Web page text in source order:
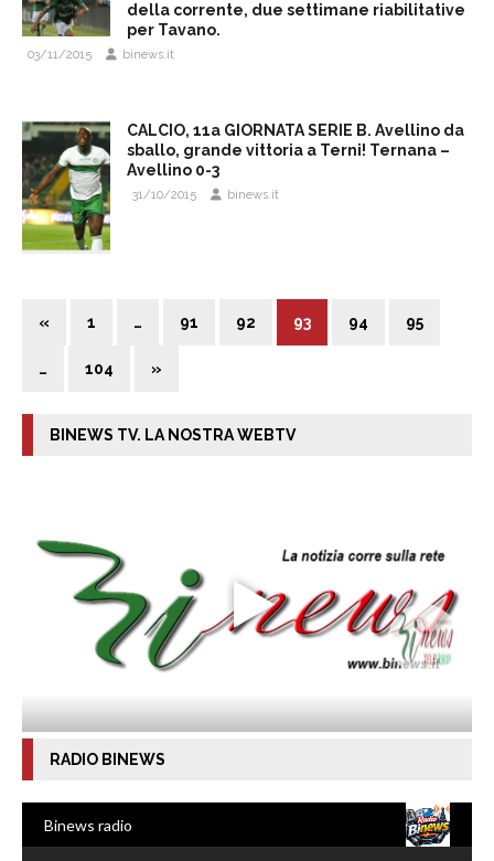
della corrente, due settimane riabilitative
per Tavano.
03/11/2015 binews.it
CALCIO, 11a GIORNATA SERIE B. Avellino da
sballo, grande vittoria a Terni! Ternana –
Avellino 0-3
31/10/2015 binews.it
« 1 … 91 92 93 94 95
… 104 »
BINEWS TV. LA NOSTRA WEBTV
RADIO BINEWS